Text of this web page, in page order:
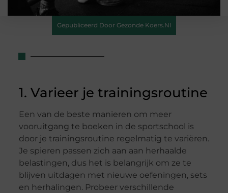
Gepubliceerd Door Gezonde Koers.nl
1. Varieer je trainingsroutine
Een van de beste manieren om meer
vooruitgang te boeken in de sportschool is
door je trainingsroutine regelmatig te variëren.
Je spieren passen zich aan aan herhaalde
belastingen, dus het is belangrijk om ze te
blijven uitdagen met nieuwe oefeningen, sets
en herhalingen. Probeer verschillende